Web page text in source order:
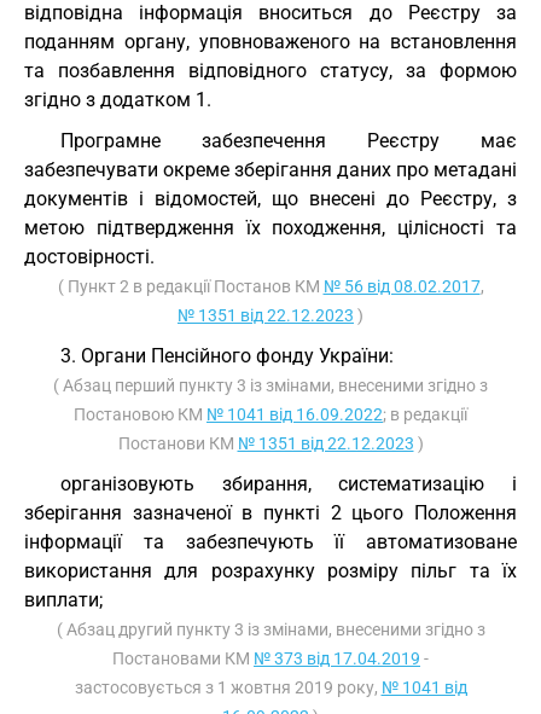
відповідна інформація вноситься до Реєстру за
поданням органу, уповноваженого на встановлення
та позбавлення відповідного статусу, за формою
згідно з додатком 1.
Програмне забезпечення Реєстру має
забезпечувати окреме зберігання даних про метадані
документів і відомостей, що внесені до Реєстру, з
метою підтвердження їх походження, цілісності та
достовірності.
( Пункт 2 в редакції Постанов КМ № 56 від 08.02.2017,
№ 1351 від 22.12.2023 )
3. Органи Пенсійного фонду України:
( Абзац перший пункту 3 із змінами, внесеними згідно з
Постановою КМ № 1041 від 16.09.2022; в редакції
Постанови КМ № 1351 від 22.12.2023 )
організовують збирання, систематизацію і
зберігання зазначеної в пункті 2 цього Положення
інформації та забезпечують її автоматизоване
використання для розрахунку розміру пільг та їх
виплати;
( Абзац другий пункту 3 із змінами, внесеними згідно з
Постановами КМ № 373 від 17.04.2019 -
застосовується з 1 жовтня 2019 року, № 1041 від